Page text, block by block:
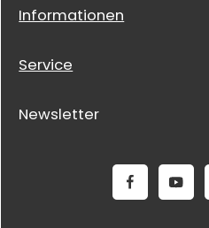
Informationen
Service
Newsletter